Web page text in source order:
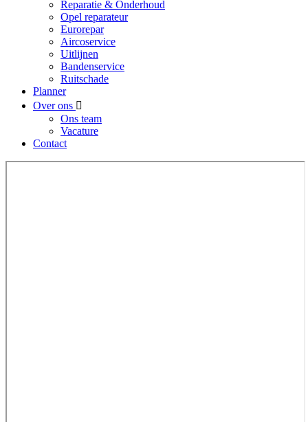
Reparatie & Onderhoud
Opel reparateur
Eurorepar
Aircoservice
Uitlijnen
Bandenservice
Ruitschade
Planner
Over ons
Ons team
Vacature
Contact